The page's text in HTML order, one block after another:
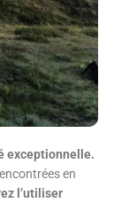
exceptionnelle.
en
l’utiliser